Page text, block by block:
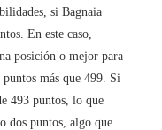
si Bagnaia
En este caso,
posición o mejor para
más que 499. Si
493 puntos, lo que
dos puntos, algo que